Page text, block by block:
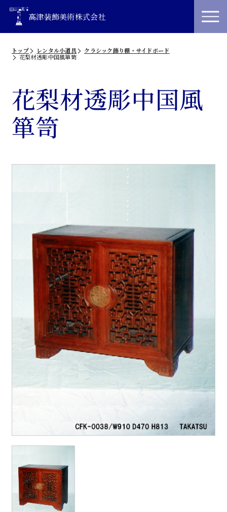
高津装飾美術株式会社
トップ レンタル小道具
クラシック飾り棚・サイドボード
花梨材透彫中国風箪笥
花梨材透彫中国風
箪笥